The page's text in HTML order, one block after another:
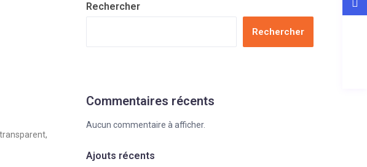
Rechercher
Rechercher
Commentaires récents
Aucun commentaire à afficher.
Ajouts récents